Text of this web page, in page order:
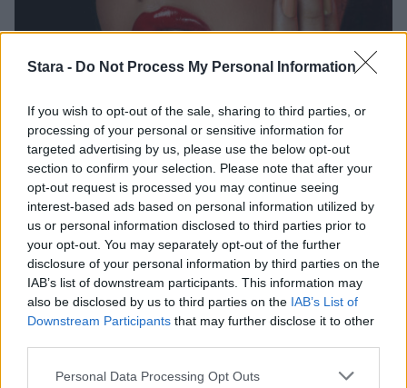
Stara - Do Not Process My Personal Information
If you wish to opt-out of the sale, sharing to third parties, or
processing of your personal or sensitive information for
targeted advertising by us, please use the below opt-out
section to confirm your selection. Please note that after your
opt-out request is processed you may continue seeing
interest-based ads based on personal information utilized by
us or personal information disclosed to third parties prior to
your opt-out. You may separately opt-out of the further
disclosure of your personal information by third parties on the
IAB’s list of downstream participants. This information may
also be disclosed by us to third parties on the IAB’s List of
Downstream Participants that may further disclose it to other
Personal Data Processing Opt Outs
Lifestyle Viihdeuutiset
29.10.2020, 16:40
Sam Smith rakastaa
kauneudenhoitoa:
”Meikkaaminen on iso osa
elämääni”